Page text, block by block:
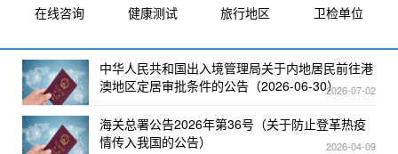
在线咨询 健康测试 旅行地区 卫检单位
2026-07-02
中华人民共和国出入境管理局关于内地居民前往港
澳地区定居审批条件的公告（2026-06-30）
2026-04-09
海关总署公告2026年第36号（关于防止登革热疫
情传入我国的公告）